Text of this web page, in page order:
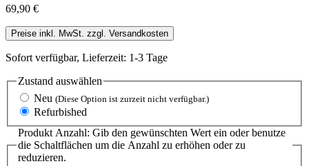
69,90 €
Preise inkl. MwSt. zzgl. Versandkosten
Sofort verfügbar, Lieferzeit: 1-3 Tage
Zustand auswählen
Neu (Diese Option ist zurzeit nicht verfügbar.)
Refurbished
Produkt Anzahl: Gib den gewünschten Wert ein oder benutze
die Schaltflächen um die Anzahl zu erhöhen oder zu
reduzieren.